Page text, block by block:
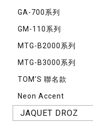
GA-700系列
GM-110系列
MTG-B2000系列
MTG-B3000系列
TOM’S 聯名款
Neon Accent
JAQUET DROZ